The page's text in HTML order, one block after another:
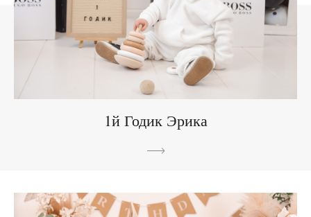
1й Годик Эрика